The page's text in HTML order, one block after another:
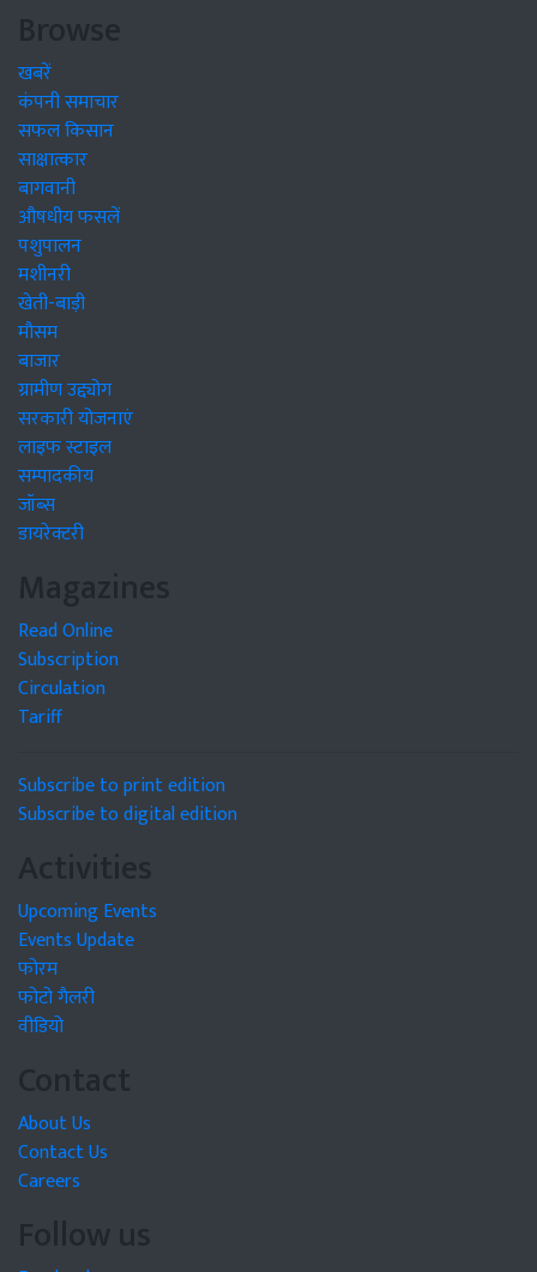
Browse
खबरें
कंपनी समाचार
सफल किसान
साक्षात्कार
बागवानी
औषधीय फसलें
पशुपालन
मशीनरी
खेती-बाड़ी
मौसम
बाजार
ग्रामीण उद्द्योग
सरकारी योजनाएं
लाइफ स्टाइल
सम्पादकीय
जॉब्स
डायरेक्टरी
Magazines
Read Online
Subscription
Circulation
Tariff
Subscribe to print edition
Subscribe to digital edition
Activities
Upcoming Events
Events Update
फोरम
फोटो गैलरी
वीडियो
Contact
About Us
Contact Us
Careers
Follow us